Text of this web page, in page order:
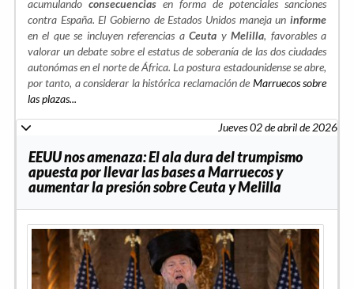
acumulando consecuencias en forma de potenciales sanciones
contra España. El Gobierno de Estados Unidos maneja un informe
en el que se incluyen referencias aCeuta yMelilla, favorables a
valorar un debate sobre el estatus de soberanía de las dos ciudades
autonómas en el norte de África. La postura estadounidense se abre,
por tanto, a considerar la histórica reclamación de Marruecos sobre
las plazas...
Jueves 02 de abril de 2026
EEUU nos amenaza: El ala dura del trumpismo
apuesta por llevar las bases a Marruecos y
aumentar la presión sobre Ceuta y Melilla